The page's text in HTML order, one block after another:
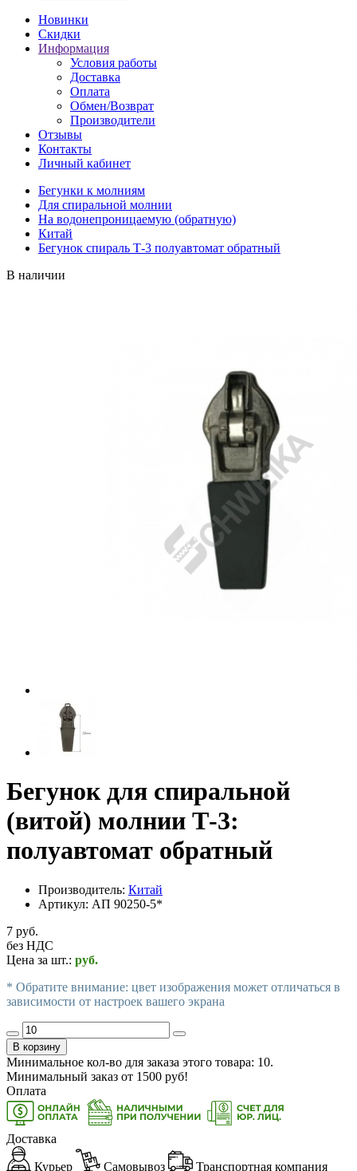
Новинки
Скидки
Информация
Условия работы
Доставка
Оплата
Обмен/Возврат
Производители
Отзывы
Контакты
Личный кабинет
Бегунки к молниям
Для спиральной молнии
На водонепроницаемую (обратную)
Китай
Бегунок спираль Т-3 полуавтомат обратный
В наличии
Бегунок для спиральной
(витой) молнии Т-3:
полуавтомат обратный
Производитель: Китай
Артикул: АП 90250-5*
7 руб.
без НДС
Цена за шт.: руб.
* Обратите внимание: цвет изображения может отличаться в
зависимости от настроек вашего экрана
В корзину
Минимальное кол-во для заказа этого товара: 10.
Минимальный заказ от 1500 руб!
Оплата
Доставка
Курьер Самовывоз Транспортная компания